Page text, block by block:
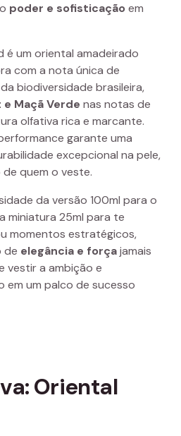
poder e sofisticação em
é um oriental amadeirado
com a nota única de
biodiversidade brasileira,
Maçã Verde nas notas de
olfativa rica e marcante.
garante uma
excepcional na pele,
quem o veste.
da versão 100ml para o
miniatura 25ml para te
momentos estratégicos,
de elegância e forçajamais
vestir a ambição e
em um palco de sucesso
Oriental